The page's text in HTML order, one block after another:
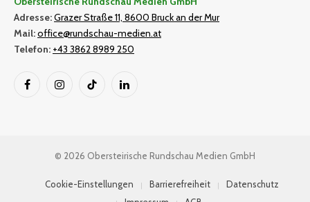
Adresse:Grazer Straße 11, 8600 Bruck an der Mur
Mail:office@rundschau-medien.at
Telefon: +43 3862 8989 250
FacebookInstagramTikTok LinkedIn
© 2026 Obersteirische Rundschau Medien GmbH
Cookie-Einstellungen Barrierefreiheit
Datenschutz